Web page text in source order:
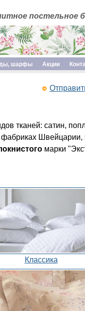
постельное
шарфы Акции
тканей: сатин,
фабриках
марки
Классика